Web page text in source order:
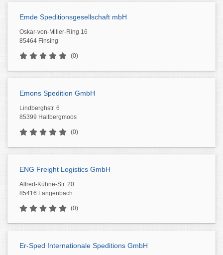
Emde Speditionsgesellschaft mbH
Oskar-von-Miller-Ring 16
85464 Finsing
(0)
Emons Spedition GmbH
Lindberghstr. 6
85399 Hallbergmoos
(0)
ENG Freight Logistics GmbH
Alfred-Kühne-Str. 20
85416 Langenbach
(0)
Er-Sped Internationale Speditions GmbH